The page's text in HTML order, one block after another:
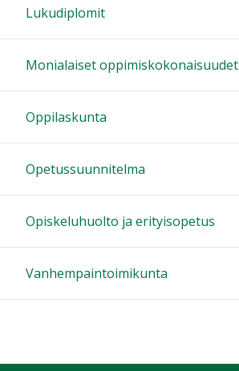
Lukudiplomit
Monialaiset oppimiskokonaisuudet
Oppilaskunta
Opetussuunnitelma
Opiskeluhuolto ja erityisopetus
Vanhempaintoimikunta